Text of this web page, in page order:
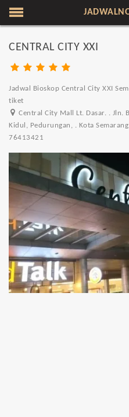
CENTRAL CITY XXI
Jadwal Bioskop Central City XXI
tiket
Central City Mall Lt. Dasar. . Jln.
Kidul, Pedurungan, . Kota
76413421